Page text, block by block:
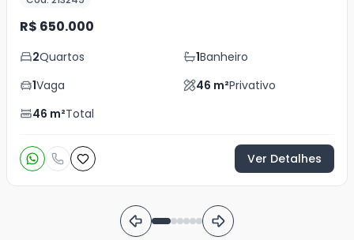
R$ 650.000
2Quartos 1Banheiro
1Vaga 46 m²Privativo
46 m²Total
Ver Detalhes